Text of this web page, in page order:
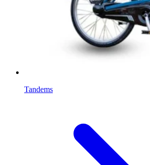
Tandems